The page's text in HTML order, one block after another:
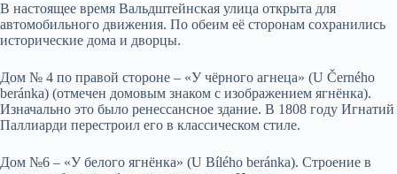
В настоящее время Вальдштейнская улица открыта для
автомобильного движения. По обеим её сторонам сохранились
исторические дома и дворцы.
Дом № 4 по правой стороне – «У чёрного агнеца» (U Černého
beránka) (отмечен домовым знаком с изображением ягнёнка).
Изначально это было ренессансное здание. В 1808 году Игнатий
Паллиарди перестроил его в классическом стиле.
Дом №6 – «У белого ягнёнка» (U Bílého beránka). Строение в